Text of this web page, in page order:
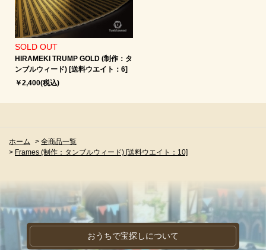
SOLD OUT
HIRAMEKI TRUMP GOLD (制作：タ
ンブルウィード) [送料ウエイト：6]
￥2,400(税込)
ホーム > 全商品一覧
> Frames (制作：タンブルウィード) [送料ウエイト：10]
おうちで宝探しについて